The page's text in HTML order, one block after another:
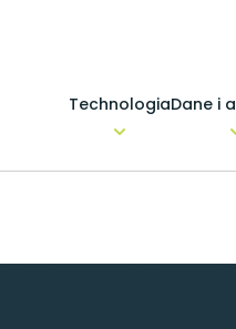
TechnologiaDane i